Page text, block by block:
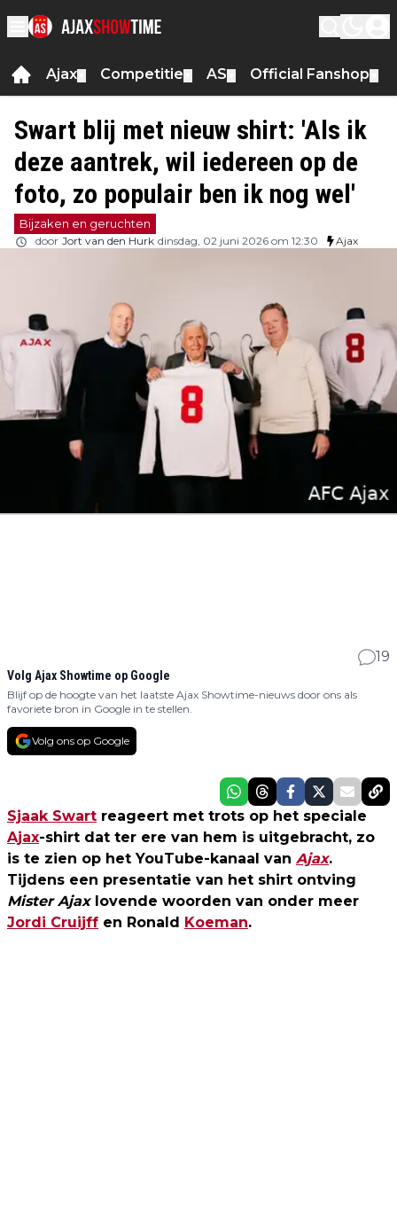
Ajax Competitie AS Official Fanshop
Swart blij met nieuw shirt: 'Als ik
deze aantrek, wil iedereen op de
foto, zo populair ben ik nog wel'
Bijzaken en geruchten
door Jort van den Hurk dinsdag, 02 juni 2026 om 12:30 Ajax
19
Volg Ajax Showtime op Google
Blijf op de hoogte van het laatste Ajax Showtime-nieuws door ons als
favoriete bron in Google in te stellen.
Volg ons op Google
Sjaak Swart reageert met trots op het speciale
Ajax-shirt dat ter ere van hem is uitgebracht, zo
is te zien op het YouTube-kanaal van Ajax.
Tijdens een presentatie van het shirt ontving
Mister Ajaxlovende woorden van onder meer
Jordi Cruijff en Ronald Koeman.